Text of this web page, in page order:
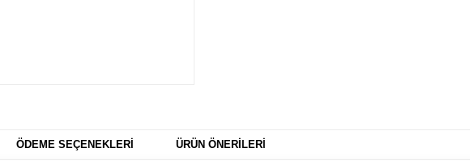
ÖDEME SEÇENEKLERI ÜRÜN ÖNERILERI